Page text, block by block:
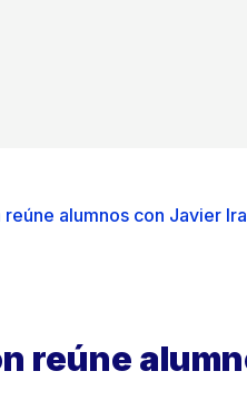
alumnos con Javier
reúne